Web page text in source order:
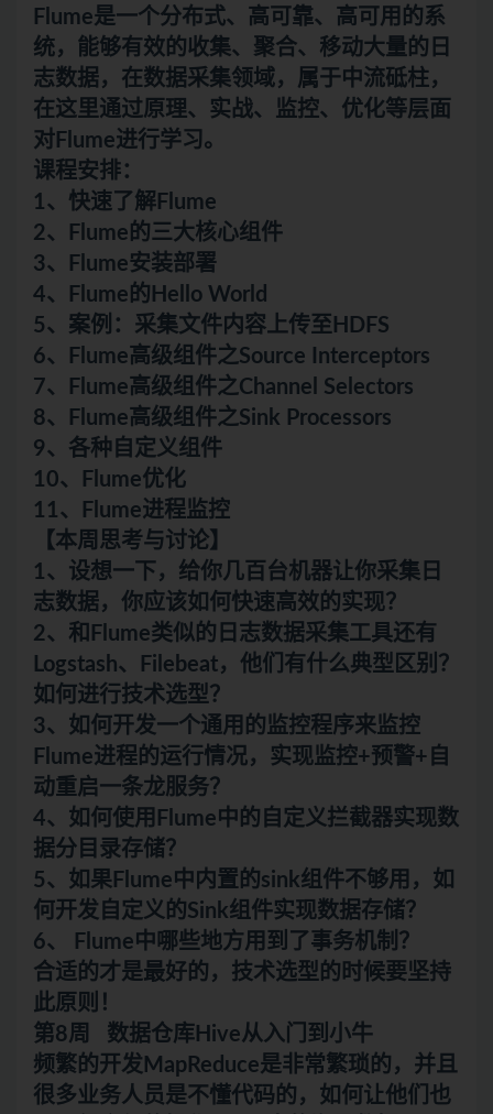
Flume是一个分布式、高可靠、高可用的系
统，能够有效的收集、聚合、移动大量的日
志数据，在数据采集领域，属于中流砥柱，
在这里通过原理、实战、监控、优化等层面
对Flume进行学习。
课程安排：
1、快速了解Flume
2、Flume的三大核心组件
3、Flume安装部署
4、Flume的Hello World
5、案例：采集文件内容上传至HDFS
6、Flume高级组件之Source Interceptors
7、Flume高级组件之Channel Selectors
8、Flume高级组件之Sink Processors
9、各种自定义组件
10、Flume优化
11、Flume进程监控
【本周思考与讨论】
1、设想一下，给你几百台机器让你采集日
志数据，你应该如何快速高效的实现？
2、和Flume类似的日志数据采集工具还有
Logstash、Filebeat，他们有什么典型区别？
如何进行技术选型？
3、如何开发一个通用的监控程序来监控
Flume进程的运行情况，实现监控+预警+自
动重启一条龙服务？
4、如何使用Flume中的自定义拦截器实现数
据分目录存储？
5、如果Flume中内置的sink组件不够用，如
何开发自定义的Sink组件实现数据存储？
6、 Flume中哪些地方用到了事务机制？
合适的才是最好的，技术选型的时候要坚持
此原则！
第8周 数据仓库Hive从入门到小牛
频繁的开发MapReduce是非常繁琐的，并且
很多业务人员是不懂代码的，如何让他们也